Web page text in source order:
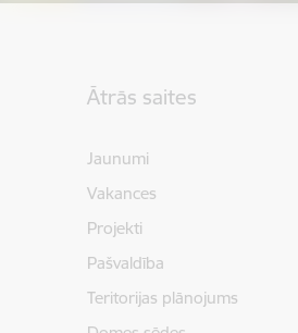
Ātrās saites
Jaunumi
Vakances
Projekti
Pašvaldība
Teritorijas plānojums